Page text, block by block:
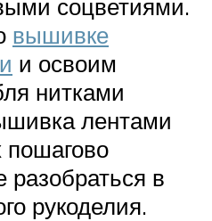
соцветиями.
вышивке
и освоим
нитками
лентами
в
рукоделия.